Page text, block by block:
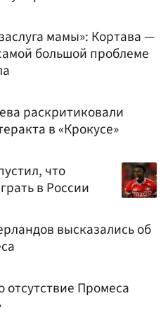
мамы»: Кортава —
большой проблеме
раскритиковали
в «Крокусе»
что
в России
высказались об
отсутствие Промеса